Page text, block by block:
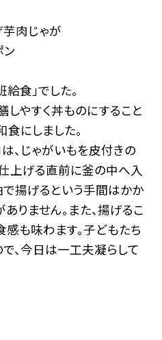
芋肉じゃが
ン
食」でした。
しやすく丼ものにすること
にしました。
、じゃがいもを皮付きの
仕上げる直前に釜の中へ入
で揚げるという手間はかか
りません。また、揚げるこ
感も味わます。子どもたち
、今日は一工夫凝らして